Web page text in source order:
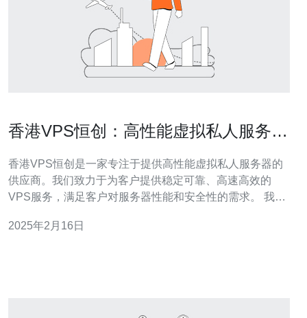
香港VPS恒创：高性能虚拟私人服务器
香港VPS恒创是一家专注于提供高性能虚拟私人服务器的
供应商。我们致力于为客户提供稳定可靠、高速高效的
VPS服务，满足客户对服务器性能和安全性的需求。 我们
越的性能和稳定性。我们配备高速SSD存储和强大的处理
2025年2月16日